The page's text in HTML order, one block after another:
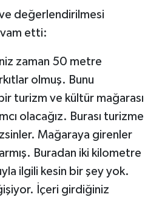
değerlendirilmesi
etti:
zaman 50 metre
olmuş. Bunu
turizm ve kültür mağarası
olacağız. Burası turizme
Mağaraya girenler
Buradan iki kilometre
ilgili kesin bir şey yok.
İçeri girdiğiniz